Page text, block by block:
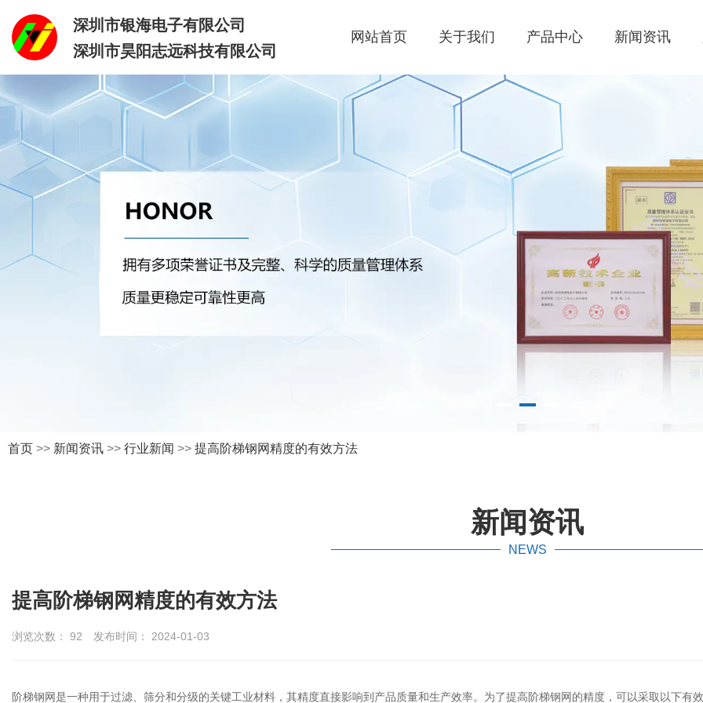
深圳市银海电子有限公司
深圳市昊阳志远科技有限公司
网站首页 关于我们 产品中心 新闻资讯
首页 >> 新闻资讯 >> 行业新闻 >> 提高阶梯钢网精度的有效方法
新闻资讯
NEWS
提高阶梯钢网精度的有效方法
浏览次数： 92 发布时间： 2024-01-03
阶梯钢网是一种用于过滤、筛分和分级的关键工业材料，其精度直接影响到产品质量和生产效率。为了提高阶梯钢网的精度，可以采取以下有